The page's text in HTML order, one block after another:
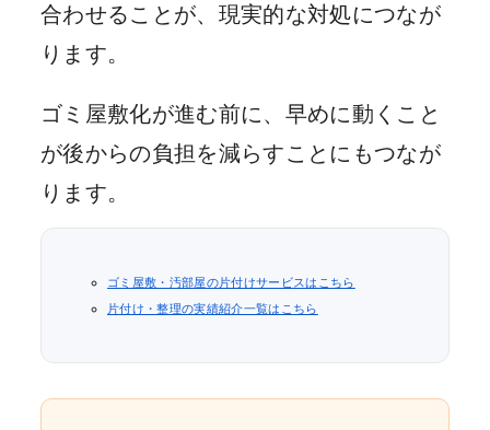
合わせることが、現実的な対処につなが
ります。
ゴミ屋敷化が進む前に、早めに動くこと
が後からの負担を減らすことにもつなが
ります。
ゴミ屋敷・汚部屋の片付けサービスはこちら
片付け・整理の実績紹介一覧はこちら